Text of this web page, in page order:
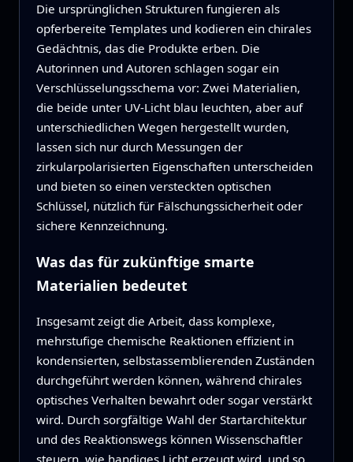
Die ursprünglichen Strukturen fungieren als
opferbereite Templates und kodieren ein chirales
Gedächtnis, das die Produkte erben. Die
Autorinnen und Autoren schlagen sogar ein
Verschlüsselungsschema vor: Zwei Materialien,
die beide unter UV-Licht blau leuchten, aber auf
unterschiedlichen Wegen hergestellt wurden,
lassen sich nur durch Messungen der
zirkularpolarisierten Eigenschaften unterscheiden
und bieten so einen versteckten optischen
Schlüssel, nützlich für Fälschungssicherheit oder
sichere Kennzeichnung.
Was das für zukünftige smarte
Materialien bedeutet
Insgesamt zeigt die Arbeit, dass komplexe,
mehrstufige chemische Reaktionen effizient in
kondensierten, selbstassemblierenden Zuständen
durchgeführt werden können, während chirales
optisches Verhalten bewahrt oder sogar verstärkt
wird. Durch sorgfältige Wahl der Startarchitektur
und des Reaktionswegs können Wissenschaftler
steuern, wie handiges Licht erzeugt wird, und so